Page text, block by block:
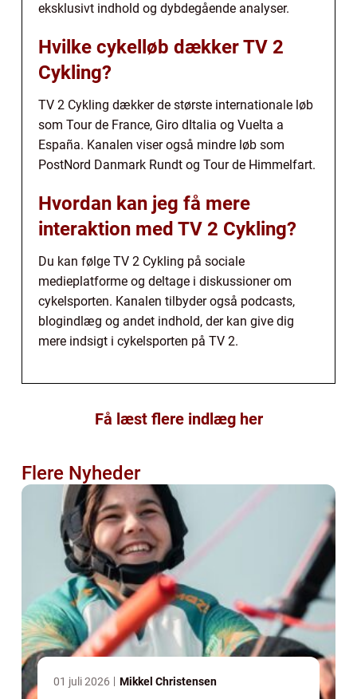
eksklusivt indhold og dybdegående analyser.
Hvilke cykelløb dækker TV 2
Cykling?
TV 2 Cykling dækker de største internationale løb
som Tour de France, Giro dItalia og Vuelta a
España. Kanalen viser også mindre løb som
PostNord Danmark Rundt og Tour de Himmelfart.
Hvordan kan jeg få mere
interaktion med TV 2 Cykling?
Du kan følge TV 2 Cykling på sociale
medieplatforme og deltage i diskussioner om
cykelsporten. Kanalen tilbyder også podcasts,
blogindlæg og andet indhold, der kan give dig
mere indsigt i cykelsporten på TV 2.
Få læst flere indlæg her
Flere Nyheder
01 juli 2026 Mikkel Christensen